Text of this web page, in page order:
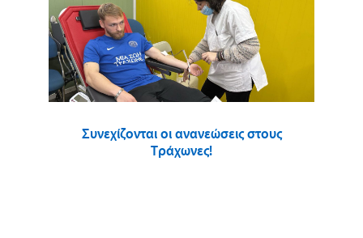
Συνεχίζονται οι ανανεώσεις στους
Τράχωνες!